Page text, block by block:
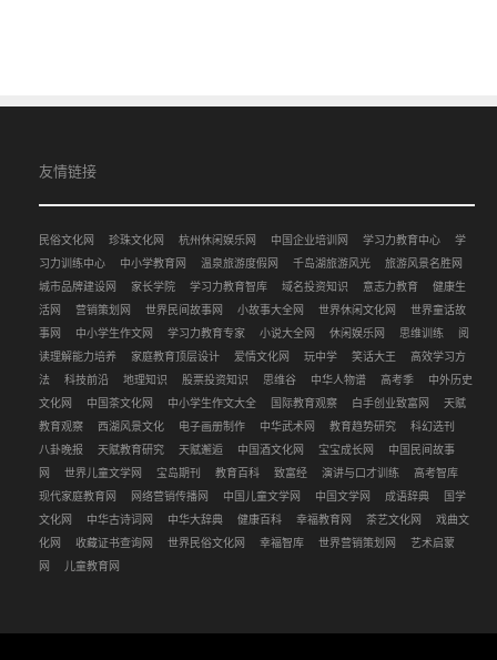
友情链接
民俗文化网 珍珠文化网 杭州休闲娱乐网 中国企业培训网 学习力教育中心
学
习力训练中心
中小学教育网 温泉旅游度假网 千岛湖旅游风光
旅游风景名胜网
城市品牌建设网
家长学院 学习力教育智库 域名投资知识 意志力教育
健康生
活网
营销策划网 世界民间故事网 小故事大全网 世界休闲文化网
世界童话故
事网
中小学生作文网 学习力教育专家 小说大全网 休闲娱乐网 思维训练
阅
读理解能力培养
家庭教育顶层设计 爱情文化网 玩中学 笑话大王
高效学习方
法
科技前沿 地理知识 股票投资知识 思维谷 中华人物谱 高考季
中外历史
文化网
中国茶文化网 中小学生作文大全 国际教育观察 白手创业致富网
天赋
教育观察
西湖风景文化 电子画册制作 中华武术网 教育趋势研究
科幻选刊
八卦晚报
天赋教育研究 天赋邂逅 中国酒文化网 宝宝成长网
中国民间故事
网
世界儿童文学网 宝岛期刊 教育百科 致富经 演讲与口才训练
高考智库
现代家庭教育网
网络营销传播网 中国儿童文学网 中国文学网 成语辞典
国学
文化网
中华古诗词网 中华大辞典 健康百科 幸福教育网 茶艺文化网
戏曲文
化网
收藏证书查询网 世界民俗文化网 幸福智库 世界营销策划网
艺术启蒙
网
儿童教育网